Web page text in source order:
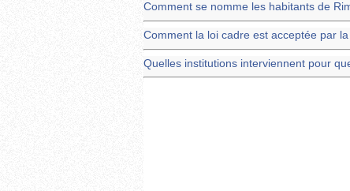
Comment se nomme les habitants de
Comment la loi cadre est acceptée par
Quelles institutions interviennent pour